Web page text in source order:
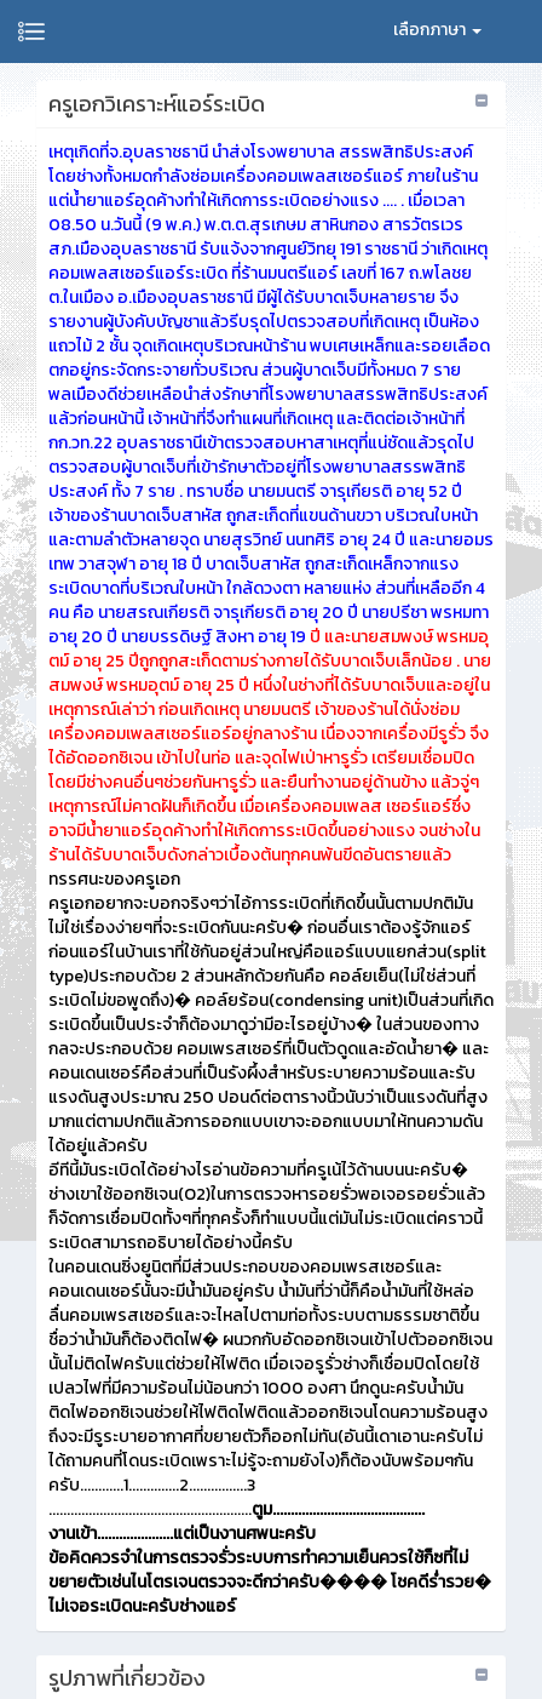
เลือกภาษา
ครูเอกวิเคราะห์แอร์ระเบิด
เหตุเกิดที่จ.อุบลราชธานี นำส่งโรงพยาบาล สรรพสิทธิประสงค์
โดยช่างทั้งหมดกำลังซ่อมเครื่องคอมเพลสเซอร์แอร์ ภายในร้าน
แต่น้ำยาแอร์อุดค้างทำให้เกิดการระเบิดอย่างแรง .... . เมื่อเวลา
08.50 น.วันนี้ (9 พ.ค.) พ.ต.ต.สุรเกษม สาหินกอง สารวัตรเวร
สภ.เมืองอุบลราชธานี รับแจ้งจากศูนย์วิทยุ 191 ราชธานี ว่าเกิดเหตุ
คอมเพลสเซอร์แอร์ระเบิด ที่ร้านมนตรีแอร์ เลขที่ 167 ถ.พโลชย
ต.ในเมือง อ.เมืองอุบลราชธานี มีผู้ได้รับบาดเจ็บหลายราย จึง
รายงานผู้บังคับบัญชาแล้วรีบรุดไปตรวจสอบที่เกิดเหตุ เป็นห้อง
แถวไม้ 2 ชั้น จุดเกิดเหตุบริเวณหน้าร้าน พบเศษเหล็กและรอยเลือด
ตกอยู่กระจัดกระจายทั่วบริเวณ ส่วนผู้บาดเจ็บมีทั้งหมด 7 ราย
พลเมืองดีช่วยเหลือนำส่งรักษาที่โรงพยาบาลสรรพสิทธิประสงค์
แล้วก่อนหน้านี้ เจ้าหน้าที่จึงทำแผนที่เกิดเหตุ และติดต่อเจ้าหน้าที่
กก.วท.22 อุบลราชธานีเข้าตรวจสอบหาสาเหตุที่แน่ชัดแล้วรุดไป
ตรวจสอบผู้บาดเจ็บที่เข้ารักษาตัวอยู่ที่โรงพยาบาลสรรพสิทธิ
ประสงค์ ทั้ง 7 ราย . ทราบชื่อ นายมนตรี จารุเกียรติ อายุ 52 ปี
เจ้าของร้านบาดเจ็บสาหัส ถูกสะเก็ดที่แขนด้านขวา บริเวณใบหน้า
และตามลำตัวหลายจุด นายสุรวิทย์ นนทศิริ อายุ 24 ปี และนายอมร
เทพ วาสจุฬา อายุ 18 ปี บาดเจ็บสาหัส ถูกสะเก็ดเหล็กจากแรง
ระเบิดบาดที่บริเวณใบหน้า ใกล้ดวงตา หลายแห่ง ส่วนที่เหลืออีก 4
คน คือ นายสรณเกียรติ จารุเกียรติ อายุ 20 ปี นายปรีชา พรหมทา
อายุ 20 ปี นายบรรดิษฐ์ สิงหา อายุ 19 ปี และนายสมพงษ์ พรหมอุ
ตม์ อายุ 25 ปีถูกถูกสะเก็ดตามร่างกายได้รับบาดเจ็บเล็กน้อย .นาย
สมพงษ์ พรหมอุตม์ อายุ 25 ปี หนึ่งในช่างที่ได้รับบาดเจ็บและอยู่ใน
เหตุการณ์เล่าว่า ก่อนเกิดเหตุ นายมนตรี เจ้าของร้านได้นั่งซ่อม
เครื่องคอมเพลสเซอร์แอร์อยู่กลางร้าน เนื่องจากเครื่องมีรูรั่ว จึง
ได้อัดออกซิเจน เข้าไปในท่อ และจุดไฟเป่าหารูรั่ว เตรียมเชื่อมปิด
โดยมีช่างคนอื่นๆช่วยกันหารูรั่ว และยืนทำงานอยู่ด้านข้าง แล้วจู่ๆ
เหตุการณ์ไม่คาดฝันก็เกิดขึ้น เมื่อเครื่องคอมเพลส เซอร์แอร์ซึ่ง
อาจมีน้ำยาแอร์อุดค้างทำให้เกิดการระเบิดขึ้นอย่างแรง จนช่างใน
ร้านได้รับบาดเจ็บดังกล่าวเบื้องต้นทุกคนพ้นขีดอันตรายแล้ว
ทรรศนะของครูเอก
ครูเอกอยากจะบอกจริงๆว่าไอ้การระเบิดที่เกิดขึ้นนั้นตามปกติมัน
ไม่ใช่เรื่องง่ายๆที่จะระเบิดกันนะครับ� ก่อนอื่นเราต้องรู้จักแอร์
ก่อนแอร์ในบ้านเราที่ใช้กันอยู่ส่วนใหญ่คือแอร์แบบแยกส่วน(split
type)ประกอบด้วย 2 ส่วนหลักด้วยกันคือ คอล์ยเย็น(ไม่ใช่ส่วนที่
ระเบิดไม่ขอพูดถึง)� คอล์ยร้อน(condensing unit)เป็นส่วนที่เกิด
ระเบิดขึ้นเป็นประจำก็ต้องมาดูว่ามีอะไรอยู่บ้าง� ในส่วนของทาง
กลจะประกอบด้วย คอมเพรสเซอร์ที่เป็นตัวดูดและอัดน้ำยา� และ
คอนเดนเซอร์คือส่วนที่เป็นรังผึ้งสำหรับระบายความร้อนและรับ
แรงดันสูงประมาณ 250 ปอนด์ต่อตารางนิ้วนับว่าเป็นแรงดันที่สูง
มากแต่ตามปกติแล้วการออกแบบเขาจะออกแบบมาให้ทนความดัน
ได้อยู่แล้วครับ
อีทีนี้มันระเบิดได้อย่างไรอ่านข้อความที่ครูเน้ไว้ด้านบนนะครับ�
ช่างเขาใช้ออกซิเจน(O2)ในการตรวจหารอยรั่วพอเจอรอยรั่วแล้ว
ก็จัดการเชื่อมปิดทั้งๆที่ทุกครั้งก็ทำแบบนี้แต่มันไม่ระเบิดแต่คราวนี้
ระเบิดสามารถอธิบายได้อย่างนี้ครับ
ในคอนเดนซิ่งยูนิตที่มีส่วนประกอบของคอมเพรสเซอร์และ
คอนเดนเซอร์นั้นจะมีน้ำมันอยู่ครับ น้ำมันที่ว่านี้ก็คือน้ำมันที่ใช้หล่อ
ลื่นคอมเพรสเซอร์และจะไหลไปตามท่อทั้งระบบตามธรรมชาติขึ้น
ชื่อว่าน้ำมันก็ต้องติดไฟ� ผนวกกับอัดออกซิเจนเข้าไปตัวออกซิเจน
นั้นไม่ติดไฟครับแต่ช่วยให้ไฟติด เมื่อเจอรูรั่วช่างก็เชื่อมปิดโดยใช้
เปลวไฟที่มีความร้อนไม่น้อนกว่า 1000 องศา นึกดูนะครับน้ำมัน
ติดไฟออกซิเจนช่วยให้ไฟติดไฟติดแล้วออกซิเจนโดนความร้อนสูง
ถึงจะมีรูระบายอากาศที่ขยายตัวก็ออกไม่ทัน(อันนี้เดาเอานะครับไม่
ได้ถามคนที่โดนระเบิดเพราะไม่รู้จะถามยังไง)ก็ต้องนับพร้อมๆกัน
ครับ............1..............2................3
........................................................ตูม..........................................
งานเข้า.....................แต่เป็นงานศพนะครับ
ข้อคิดควรจำในการตรวจรั่วระบบการทำความเย็นควรใช้ก็ซที่ไม่
ขยายตัวเช่นไนโตรเจนตรวจจะดีกว่าครับ���� โชคดีร่ำรวย�
ไม่เจอระเบิดนะครับช่างแอร์
รูปภาพที่เกี่ยวข้อง